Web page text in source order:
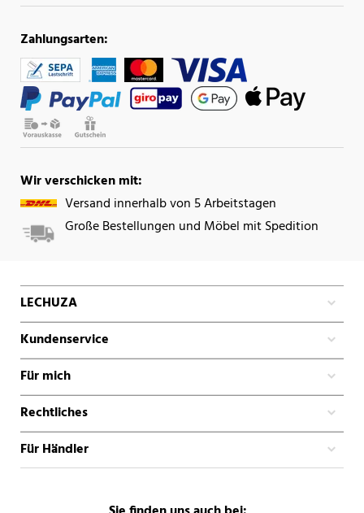
Zahlungsarten:
Wir verschicken mit:
Versand innerhalb von 5 Arbeitstagen
Große Bestellungen und Möbel mit Spedition
LECHUZA
Kundenservice
Für mich
Rechtliches
Für Händler